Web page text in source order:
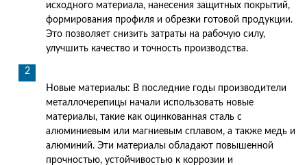
исходного материала, нанесения защитных покрытий,
формирования профиля и обрезки готовой продукции.
Это позволяет снизить затраты на рабочую силу,
улучшить качество и точность производства.
Новые материалы: В последние годы производители
металлочерепицы начали использовать новые
материалы, такие как оцинкованная сталь с
алюминиевым или магниевым сплавом, а также медь и
алюминий. Эти материалы обладают повышенной
прочностью, устойчивостью к коррозии и